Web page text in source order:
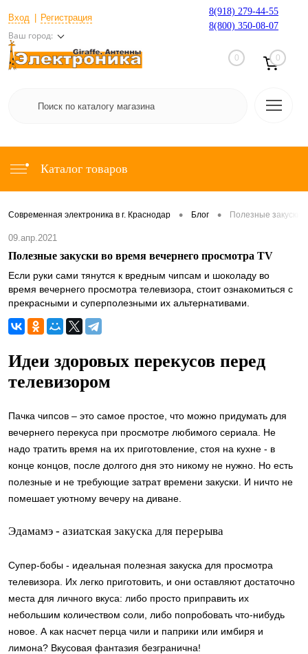
Вход Регистрация
Ваш город:
8(918) 279-44-55
8(800) 350-08-07
0 0
Каталог товаров
Современная электроника в г. Краснодар • Блог • Полезные закуски
09.апр.2021
Полезные закуски во время вечернего просмотра ТV
Если руки сами тянутся к вредным чипсам и шоколаду во
время вечернего просмотра телевизора, стоит ознакомиться с
прекрасными и суперполезными их альтернативами.
Идеи здоровых перекусов перед
телевизором
Пачка чипсов – это самое простое, что можно придумать для
вечернего перекуса при просмотре любимого сериала. Не
надо тратить время на их приготовление, стоя на кухне - в
конце концов, после долгого дня это никому не нужно. Но есть
полезные и не требующие затрат времени закуски. И ничто не
помешает уютному вечеру на диване.
Эдамамэ - азиатская закуска для перерыва
Супер-бобы - идеальная полезная закуска для просмотра
телевизора. Их легко приготовить, и они оставляют достаточно
места для личного вкуса: либо просто приправить их
небольшим количеством соли, либо попробовать что-нибудь
новое. А как насчет перца чили и паприки или имбиря и
лимона? Вкусовая фантазия безгранична!